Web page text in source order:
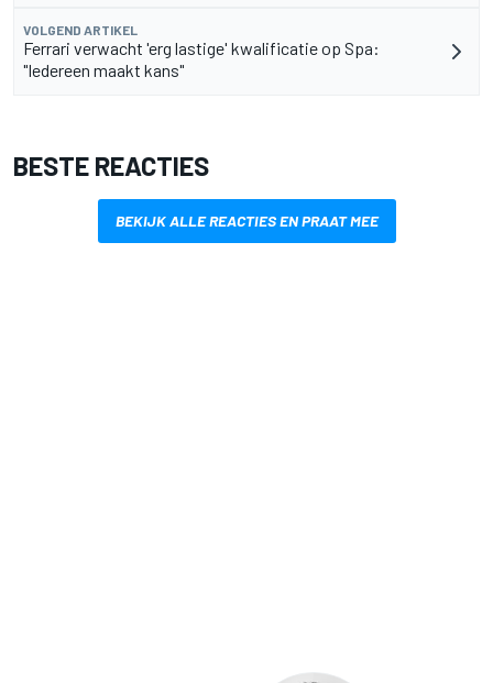
VOLGEND ARTIKEL
Ferrari verwacht 'erg lastige' kwalificatie op Spa:
"Iedereen maakt kans"
BESTE REACTIES
BEKIJK ALLE REACTIES EN PRAAT MEE